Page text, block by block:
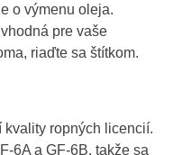
o výmenu oleja.
pre vaše
riaďte sa štítkom.
kvality ropných licencií.
6A a GF-6B, takže sa